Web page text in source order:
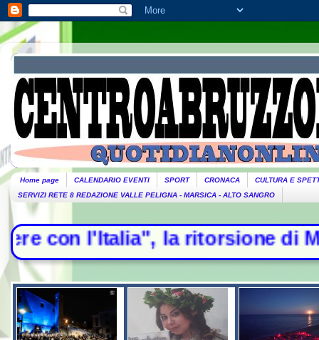
Home page CALENDARIO EVENTI SPORT CRONACA
CULTURA E
SERVIZI RETE 8 REDAZIONE VALLE PELIGNA - MARSICA - ALTO SANGRO
la ritorsione di Madrid -